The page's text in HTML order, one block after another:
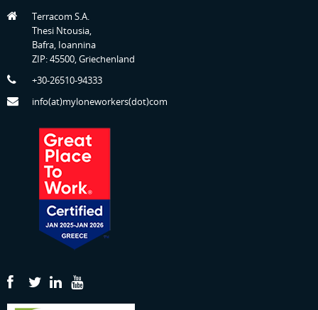
Terracom S.A.
Thesi Ntousia,
Bafra, Ioannina
ZIP: 45500, Griechenland
+30-26510-94333
info(at)myloneworkers(dot)com